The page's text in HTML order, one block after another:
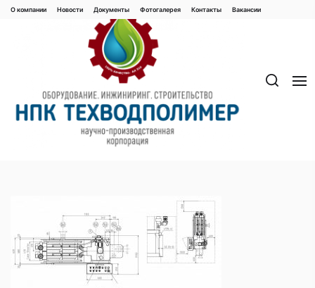
Перейти
О компании Новости Документы Фотогалерея Контaкты Вакaнсии